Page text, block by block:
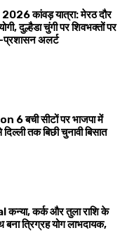
कांवड़ यात्रा: मेरठ दौर
दुल्हैडा चुंगी पर शिवभक्तों पर
प्रशासन अलर्ट
6 बची सीटों पर भाजपा में
तक बिछी चुनावी बिसात
कर्क और तुला राशि के
त्रिग्रह योग लाभदायक,